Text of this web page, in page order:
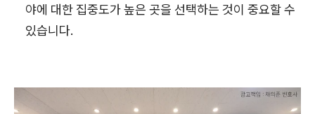
야에 대한 집중도가 높은 곳을 선택하는 것이 중요할 수
있습니다.